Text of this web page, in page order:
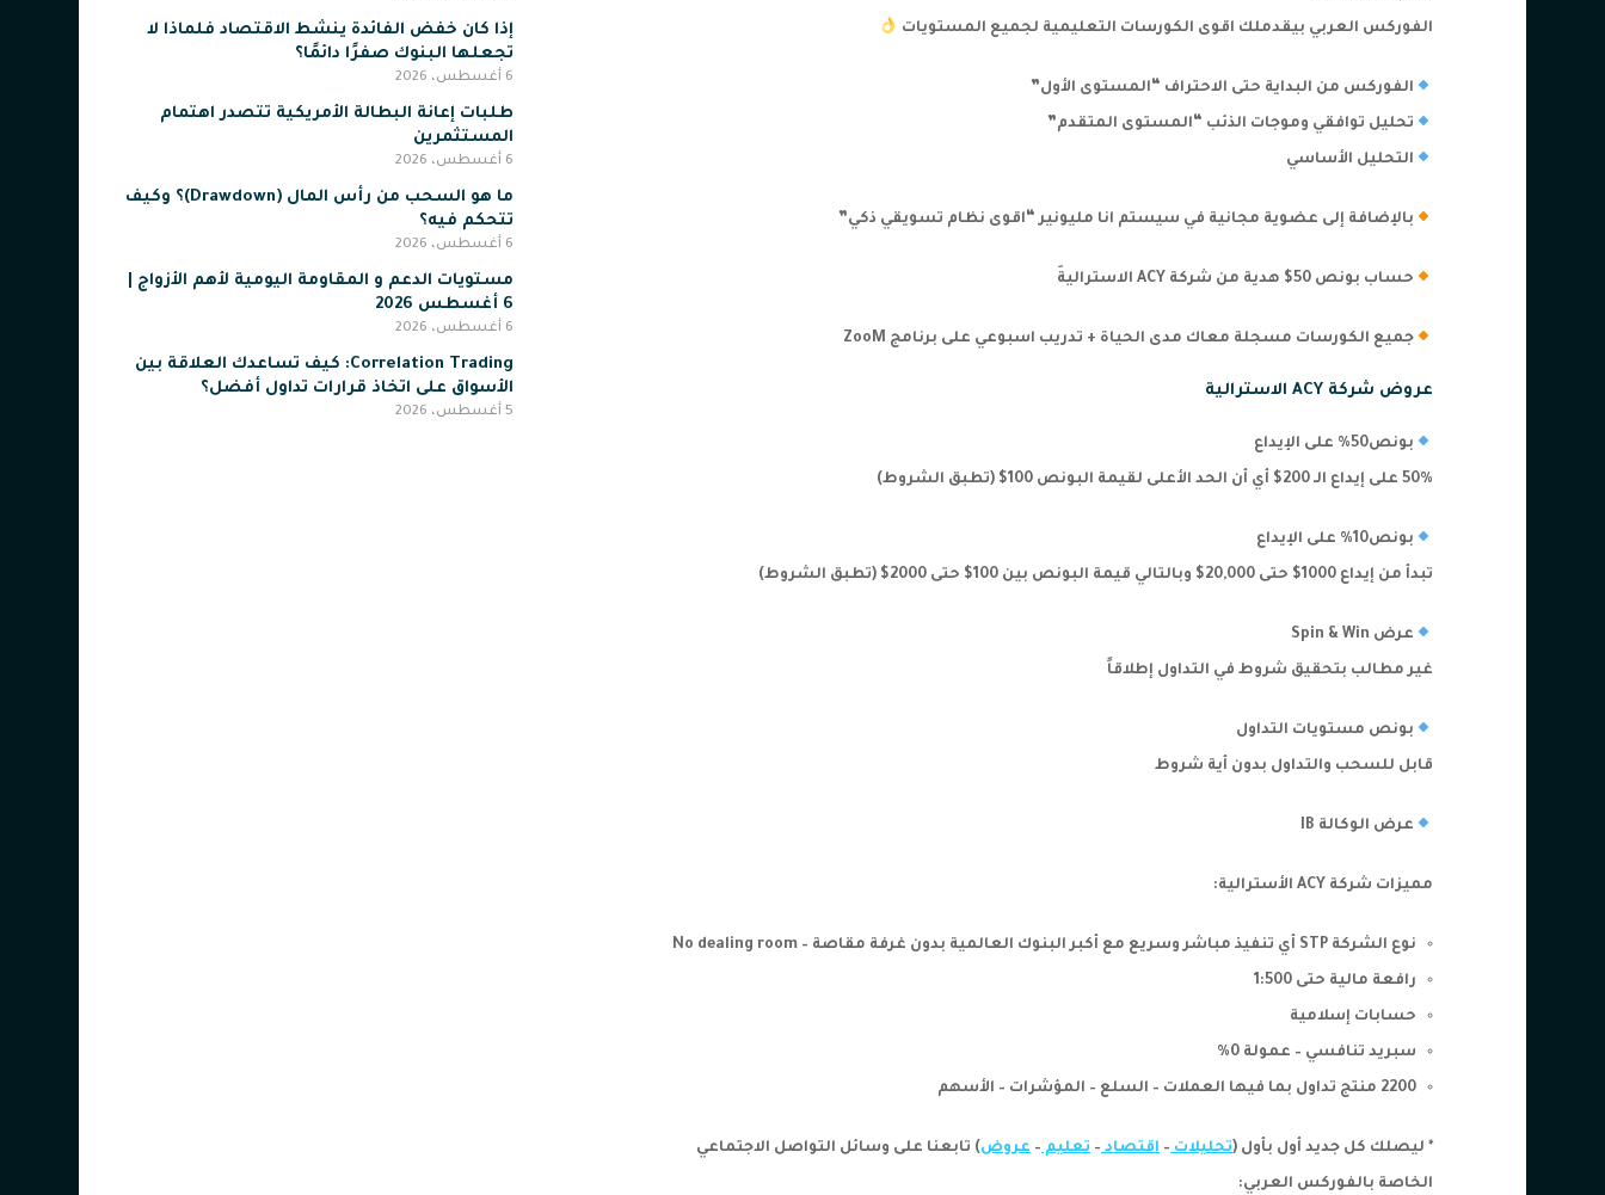
الفوركس العربي بيقدملك اقوى الكورسات التعليمية لجميع المستويات
الفوركس من البداية حتى الاحتراف “المستوى الأول”
تحليل توافقي وموجات الذئب “المستوى المتقدم”
التحليل الأساسي
بالإضافة إلى عضوية مجانية في سيستم انا مليونير “اقوى نظام تسويقي ذكي”
حساب بونص 50$ هدية من شركة ACY الاستراليةَ
جميع الكورسات مسجلة معاك مدى الحياة + تدريب اسبوعي على برنامج ZooM
عروض شركة ACY الاسترالية
بونص50% على الإيداع
50% على إيداع الـ 200$ أي أن الحد الأعلى لقيمة البونص 100$ (تطبق الشروط)
بونص10% على الإيداع
تبدأ من إيداع 1000$ حتى 20,000$ وبالتالي قيمة البونص بين 100$ حتى 2000$ (تطبق الشروط)
عرض Spin & Win
غير مطالب بتحقيق شروط في التداول إطلاقاً
بونص مستويات التداول
قابل للسحب والتداول بدون أية شروط
عرض الوكالة IB
مميزات شركة ACY الأسترالية:
نوع الشركة STP أي تنفيذ مباشر وسريع مع أكبر البنوك العالمية بدون غرفة مقاصة – No dealing room
رافعة مالية حتى 1:500
حسابات إسلامية
سبريد تنافسي – عمولة 0%
2200 منتج تداول بما فيها العملات – السلع – المؤشرات – الأسهم
* ليصلك كل جديد أول بأول (تحليلات– اقتصاد– تعليم– عروض) تابعنا على وسائل التواصل الاجتماعي
الخاصة بالفوركس العربي:
إذا كان خفض الفائدة ينشط الاقتصاد فلماذا لا
تجعلها البنوك صفرًا دائمًا؟
6 أغسطس، 2026
طلبات إعانة البطالة الأمريكية تتصدر اهتمام
المستثمرين
6 أغسطس، 2026
ما هو السحب من رأس المال (Drawdown)؟ وكيف
تتحكم فيه؟
6 أغسطس، 2026
مستويات الدعم و المقاومة اليومية لأهم الأزواج |
6 أغسطس 2026
6 أغسطس، 2026
Correlation Trading: كيف تساعدك العلاقة بين
الأسواق على اتخاذ قرارات تداول أفضل؟
5 أغسطس، 2026